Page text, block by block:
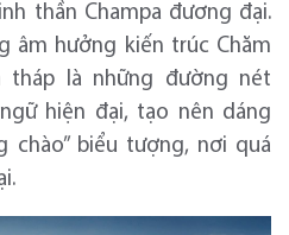
thần Champa đương đại.
âm hưởng kiến trúc Chăm
tháp là những đường nét
hiện đại, tạo nên dáng
chào” biểu tượng, nơi quá